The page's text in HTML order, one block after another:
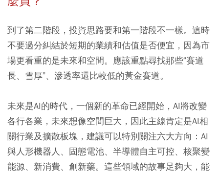
到了第二階段，投資思路要和第一階段不一樣。這時
不要過分糾結於短期的業績和估值是否便宜，因為市
場更看重的是未來和空間。應該重點尋找那些“賽道
長、雪厚”、滲透率還比較低的黃金賽道。
未來是AI的時代，一個新的革命已經開始，AI將改變
各行各業，未來想像空間巨大，因此主線肯定是AI相
關行業及擴散板塊，建議可以特別關注六大方向：AI
與人形機器人、固態電池、半導體自主可控、核聚變
能源、新消費、創新藥。這些領域的故事足夠大，能